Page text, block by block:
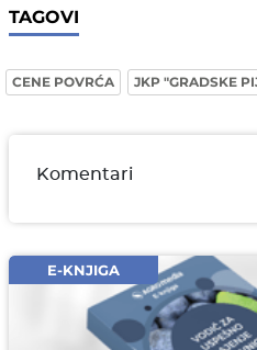
TAGOVI
CENE POVRĆA JKP "GRADSKE
Komentari
Email* obavezno
Komentar* obavezno
E-KNJIGA